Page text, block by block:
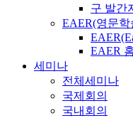
구 발간
EAER(영문학
EAER
세미나
전체세미나
국제회의
국내회의